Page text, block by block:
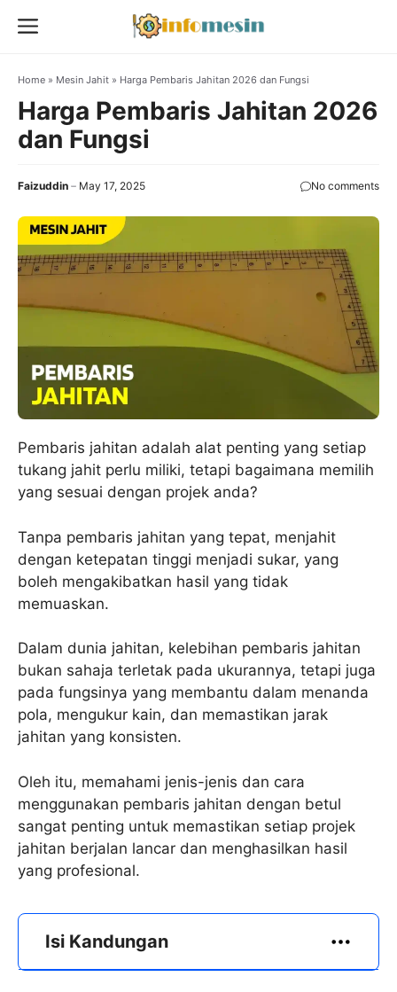
Menu
Home » Mesin Jahit » Harga Pembaris Jahitan 2026 dan Fungsi
Harga Pembaris Jahitan 2026
dan Fungsi
Faizuddin May 17, 2025 No comments
Pembaris jahitan adalah alat penting yang setiap
tukang jahit perlu miliki, tetapi bagaimana memilih
yang sesuai dengan projek anda?
Tanpa pembaris jahitan yang tepat, menjahit
dengan ketepatan tinggi menjadi sukar, yang
boleh mengakibatkan hasil yang tidak
memuaskan.
Dalam dunia jahitan, kelebihan pembaris jahitan
bukan sahaja terletak pada ukurannya, tetapi juga
pada fungsinya yang membantu dalam menanda
pola, mengukur kain, dan memastikan jarak
jahitan yang konsisten.
Oleh itu, memahami jenis-jenis dan cara
menggunakan pembaris jahitan dengan betul
sangat penting untuk memastikan setiap projek
jahitan berjalan lancar dan menghasilkan hasil
yang profesional.
Isi Kandungan